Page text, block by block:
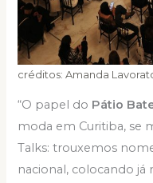
créditos: Amanda
“O papel do Pátio
moda em Curitiba, se
Talks: trouxemos
nacional, colocando